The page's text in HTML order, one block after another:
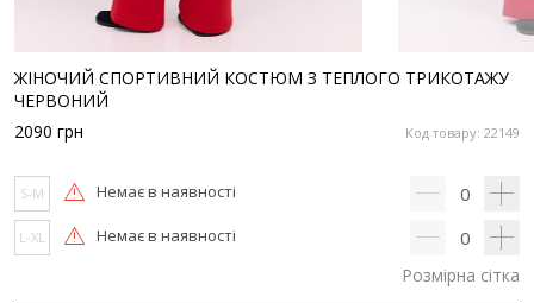
ЖІНОЧИЙ СПОРТИВНИЙ КОСТЮМ З ТЕПЛОГО ТРИКОТАЖУ
ЧЕРВОНИЙ
Код товару: 22149
2090 грн
S-M Немає в наявності 0
L-XL Немає в наявності 0
Розмірна сітка